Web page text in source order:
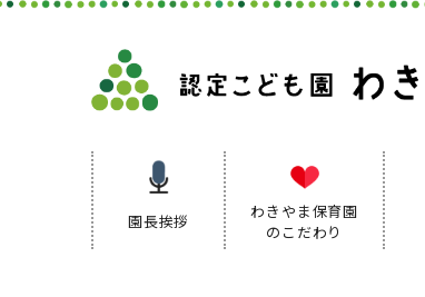
園長挨拶
わきやま保育園
のこだわり